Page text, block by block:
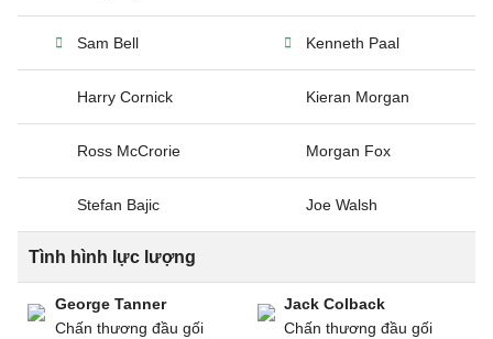
Sam Bell Kenneth Paal
Harry Cornick Kieran Morgan
Ross McCrorie Morgan Fox
Stefan Bajic Joe Walsh
Tình hình lực lượng
George Tanner
Chấn thương đầu gối
Jack Colback
Chấn thương đầu gối